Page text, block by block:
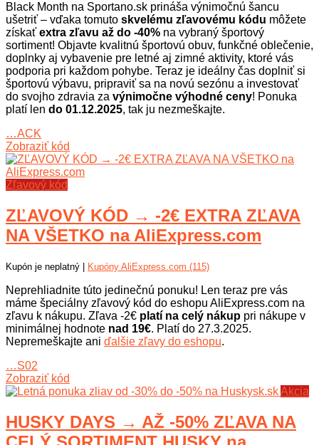
Black Month na Sportano.sk prináša výnimočnú šancu
ušetriť – vďaka tomuto skvelému zľavovému kódu môžete
získať extra zľavu až do -40% na vybraný športový
sortiment! Objavte kvalitnú športovú obuv, funkčné oblečenie,
doplnky aj vybavenie pre letné aj zimné aktivity, ktoré vás
podporia pri každom pohybe. Teraz je ideálny čas doplniť si
športovú výbavu, pripraviť sa na novú sezónu a investovať
do svojho zdravia za výnimočne výhodné ceny! Ponuka
platí len do 01.12.2025, tak ju nezmeškajte.
…ACK
Zobraziť kód
Zľavový kód
ZĽAVOVÝ KÓD → -2€ EXTRA ZĽAVA
NA VŠETKO na AliExpress.com
Kupón je neplatný | Kupóny AliExpress.com (115)
Neprehliadnite túto jedinečnú ponuku! Len teraz pre vás
máme špeciálny zľavový kód do eshopu AliExpress.com na
zľavu k nákupu. Zľava -2€ platí na celý nákup pri nákupe v
minimálnej hodnote nad 19€. Platí do 27.3.2025.
Nepremeškajte ani ďalšie zľavy do eshopu.
…S02
Zobraziť kód
Akcia
HUSKY DAYS → AŽ -50% ZĽAVA NA